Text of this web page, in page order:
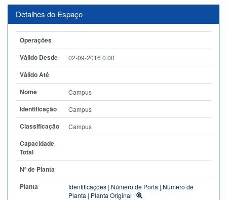
Detalhes do Espaço
Operações
Válido Desde
02-09-2016 0:00
Válido Até
Nome
Campus
Identificação Campus
Classificação Campus
Capacidade
Total
Nº de Planta
Planta
Identificações | Número de Porta | Número de
Planta | Planta Original |